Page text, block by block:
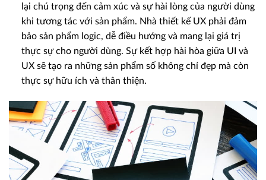
lại chú trọng đến cảm xúc và sự hài lòng của người dùng
khi tương tác với sản phẩm. Nhà thiết kế UX phải đảm
bảo sản phẩm logic, dễ điều hướng và mang lại giá trị
thực sự cho người dùng. Sự kết hợp hài hòa giữa UI và
UX sẽ tạo ra những sản phẩm số không chỉ đẹp mà còn
thực sự hữu ích và thân thiện.